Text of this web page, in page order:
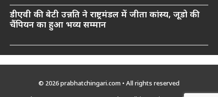
डीएवी की बेटी उन्नति ने राष्ट्रमंडल में जीता कांस्य, जूडो की
चैंपियन का हुआ भव्य सम्मान
© 2026 prabhatchingari.com • All rights reserved